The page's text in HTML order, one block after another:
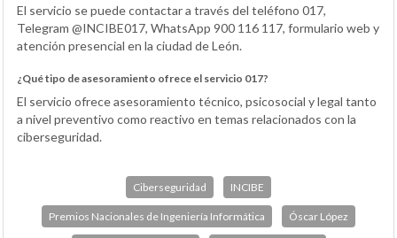
El servicio se puede contactar a través del teléfono 017,
Telegram @INCIBE017, WhatsApp 900 116 117, formulario web y
atención presencial en la ciudad de León.
¿Qué tipo de asesoramiento ofrece el servicio 017?
El servicio ofrece asesoramiento técnico, psicosocial y legal tanto
a nivel preventivo como reactivo en temas relacionados con la
ciberseguridad.
Ciberseguridad INCIBE
Premios Nacionales de Ingeniería Informática Óscar López